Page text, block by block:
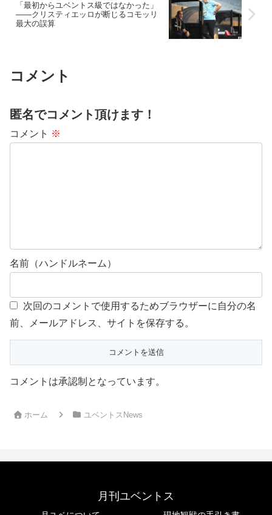
「最初からユベントス級ではなかった」
――クリスティエッロが断じるコモッリ
最大の誤算
コメント
匿名でコメント頂けます！
コメント ※
名前（ハンドルネーム）
次回のコメントで使用するためブラウザーに自分の名
前、メールアドレス、サイトを保存する。
コメントは承認制となっています。
ホーム ユベントスNews
月刊ユベントス